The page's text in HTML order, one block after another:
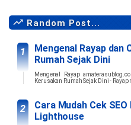
Random Post...
Mengenal Rayap dan
Rumah Sejak Dini
Mengenal Rayap
Kerusakan Rumah Sejak Dini -
Cara Mudah Cek
Lighthouse